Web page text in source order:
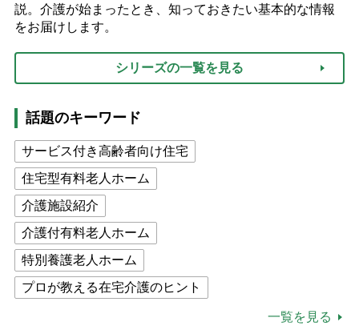
説。介護が始まったとき、知っておきたい基本的な情報
をお届けします。
シリーズの一覧を見る
話題のキーワード
サービス付き高齢者向け住宅
住宅型有料老人ホーム
介護施設紹介
介護付有料老人ホーム
特別養護老人ホーム
プロが教える在宅介護のヒント
一覧を見る